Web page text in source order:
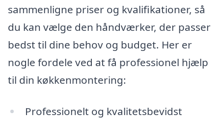
sammenligne priser og kvalifikationer, så
du kan vælge den håndværker, der passer
bedst til dine behov og budget. Her er
nogle fordele ved at få professionel hjælp
til din køkkenmontering:
Professionelt og kvalitetsbevidst